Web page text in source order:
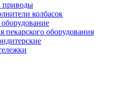
приводы
колбасок
пекарского оборудования